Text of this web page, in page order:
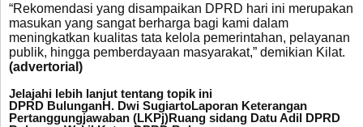
“Rekomendasi yang disampaikan DPRD hari ini merupakan
masukan yang sangat berharga bagi kami dalam
meningkatkan kualitas tata kelola pemerintahan, pelayanan
publik, hingga pemberdayaan masyarakat,” demikian Kilat.
(advertorial)
Jelajahi lebih lanjut tentang topik ini
DPRD BulunganH. Dwi SugiartoLaporan Keterangan
Pertanggungjawaban (LKPj)Ruang sidang Datu Adil DPRD